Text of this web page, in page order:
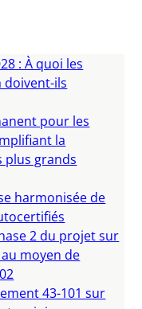
: À quoi les
doivent-ils
pour les
la
plus grands
harmonisée de
2 du projet sur
moyen de
43-101 sur